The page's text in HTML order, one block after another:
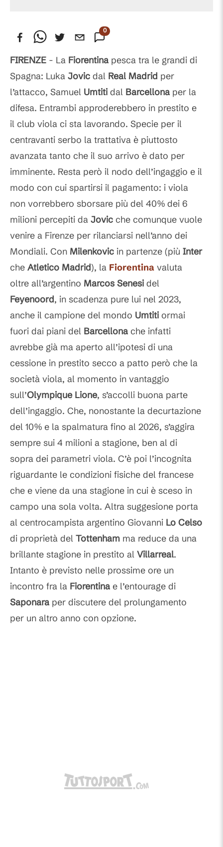
0
FIRENZE - La Fiorentina pesca tra le grandi di
Spagna: Luka Jovic dal Real Madrid per
l’attacco, Samuel Umtiti dal Barcellona per la
difesa. Entrambi approderebbero in prestito e
il club viola ci sta lavorando. Specie per il
centravanti serbo la trattativa è piuttosto
avanzata tanto che il suo arrivo è dato per
imminente. Resta però il nodo dell’ingaggio e il
modo con cui spartirsi il pagamento: i viola
non vorrebbero sborsare più del 40% dei 6
milioni percepiti da Jovic che comunque vuole
venire a Firenze per rilanciarsi nell’anno dei
Mondiali. Con Milenkovic in partenze (più Inter
che Atletico Madrid), la Fiorentina valuta
oltre all’argentino Marcos Senesi del
Feyenoord, in scadenza pure lui nel 2023,
anche il campione del mondo Umtiti ormai
fuori dai piani del Barcellona che infatti
avrebbe già ma aperto all’ipotesi di una
cessione in prestito secco a patto però che la
società viola, al momento in vantaggio
sull’Olympique Lione, s’accolli buona parte
dell’ingaggio. Che, nonostante la decurtazione
del 10% e la spalmatura fino al 2026, s’aggira
sempre sui 4 milioni a stagione, ben al di
sopra dei parametri viola. C’è poi l’incognita
riguardante le condizioni fisiche del francese
che e viene da una stagione in cui è sceso in
campo una sola volta. Altra suggesione porta
al centrocampista argentino Giovanni Lo Celso
di proprietà del Tottenham ma reduce da una
brillante stagione in prestito al Villarreal.
Intanto è previsto nelle prossime ore un
incontro fra la Fiorentina e l’entourage di
Saponara per discutere del prolungamento
per un altro anno con opzione.